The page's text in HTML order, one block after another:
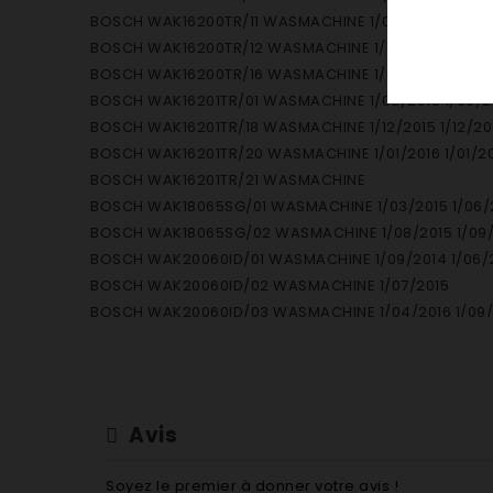
BOSCH WAK16200TR/11 WASMACHINE 1/09/2014 1/10/
BOSCH WAK16200TR/12 WASMACHINE 1/12/2014 1/03/
BOSCH WAK16200TR/16 WASMACHINE 1/04/2015 1/08/
BOSCH WAK16201TR/01 WASMACHINE 1/08/2015 1/09/
BOSCH WAK16201TR/18 WASMACHINE 1/12/2015 1/12/
BOSCH WAK16201TR/20 WASMACHINE 1/01/2016 1/01/
BOSCH WAK16201TR/21 WASMACHINE
BOSCH WAK18065SG/01 WASMACHINE 1/03/2015 1/06/
BOSCH WAK18065SG/02 WASMACHINE 1/08/2015 1/
BOSCH WAK20060ID/01 WASMACHINE 1/09/2014 1/06/
BOSCH WAK20060ID/02 WASMACHINE 1/07/2015
BOSCH WAK20060ID/03 WASMACHINE 1/04/2016 1/
BOSCH WAK20060IN/05 WASMACHINE 1/02/2016 1/10/
Avis
Soyez le premier à donner votre avis !